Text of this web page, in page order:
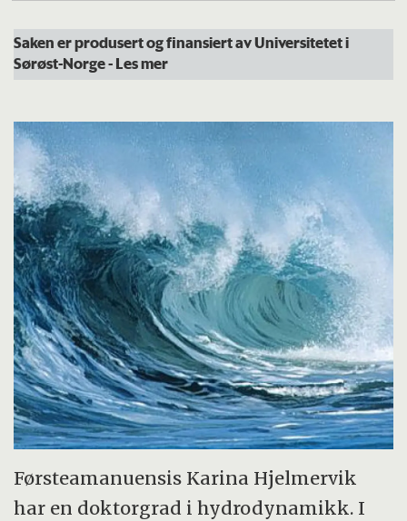
Saken er produsert og finansiert av Universitetet i
Sørøst-Norge- Les mer
Førsteamanuensis Karina Hjelmervik
har en doktorgrad i hydrodynamikk. I